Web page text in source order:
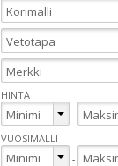
HINTA
-
VUOSIMALLI
-